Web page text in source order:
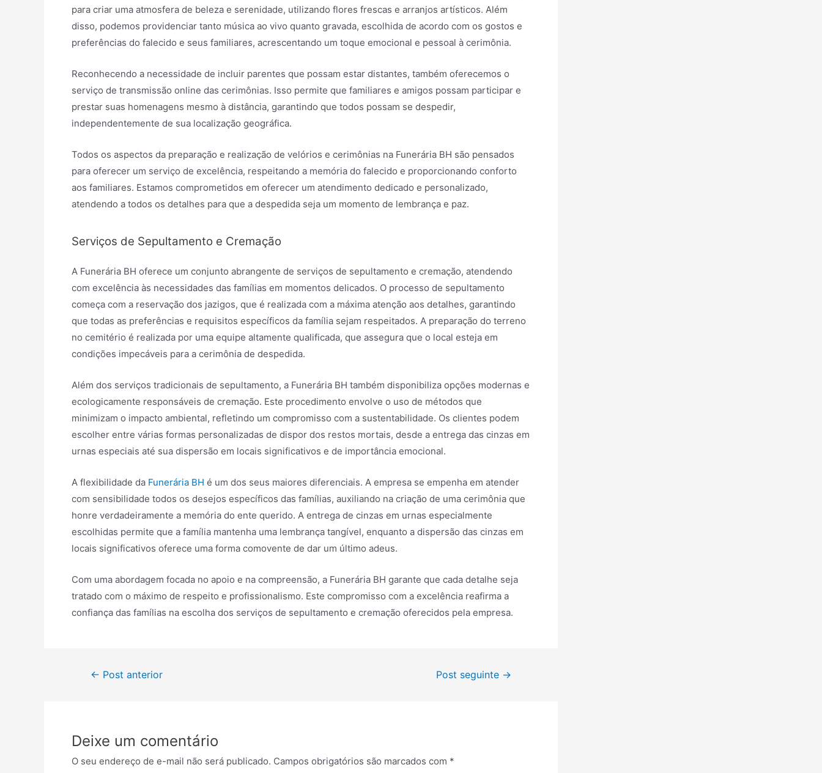
para criar uma atmosfera de beleza e serenidade, utilizando flores frescas e arranjos artísticos. Além
disso, podemos providenciar tanto música ao vivo quanto gravada, escolhida de acordo com os gostos e
preferências do falecido e seus familiares, acrescentando um toque emocional e pessoal à cerimônia.
Reconhecendo a necessidade de incluir parentes que possam estar distantes, também oferecemos o
serviço de transmissão online das cerimônias. Isso permite que familiares e amigos possam participar e
prestar suas homenagens mesmo à distância, garantindo que todos possam se despedir,
independentemente de sua localização geográfica.
Todos os aspectos da preparação e realização de velórios e cerimônias na Funerária BH são pensados
para oferecer um serviço de excelência, respeitando a memória do falecido e proporcionando conforto
aos familiares. Estamos comprometidos em oferecer um atendimento dedicado e personalizado,
atendendo a todos os detalhes para que a despedida seja um momento de lembrança e paz.
Serviços de Sepultamento e Cremação
A Funerária BH oferece um conjunto abrangente de serviços de sepultamento e cremação, atendendo
com excelência às necessidades das famílias em momentos delicados. O processo de sepultamento
começa com a reservação dos jazigos, que é realizada com a máxima atenção aos detalhes, garantindo
que todas as preferências e requisitos específicos da família sejam respeitados. A preparação do terreno
no cemitério é realizada por uma equipe altamente qualificada, que assegura que o local esteja em
condições impecáveis para a cerimônia de despedida.
Além dos serviços tradicionais de sepultamento, a Funerária BH também disponibiliza opções modernas e
ecologicamente responsáveis de cremação. Este procedimento envolve o uso de métodos que
minimizam o impacto ambiental, refletindo um compromisso com a sustentabilidade. Os clientes podem
escolher entre várias formas personalizadas de dispor dos restos mortais, desde a entrega das cinzas em
urnas especiais até sua dispersão em locais significativos e de importância emocional.
A flexibilidade da Funerária BH é um dos seus maiores diferenciais. A empresa se empenha em atender
com sensibilidade todos os desejos específicos das famílias, auxiliando na criação de uma cerimônia que
honre verdadeiramente a memória do ente querido. A entrega de cinzas em urnas especialmente
escolhidas permite que a família mantenha uma lembrança tangível, enquanto a dispersão das cinzas em
locais significativos oferece uma forma comovente de dar um último adeus.
Com uma abordagem focada no apoio e na compreensão, a Funerária BH garante que cada detalhe seja
tratado com o máximo de respeito e profissionalismo. Este compromisso com a excelência reafirma a
confiança das famílias na escolha dos serviços de sepultamento e cremação oferecidos pela empresa.
Navegação
← Post anterior Post seguinte →
Deixe um comentário
O seu endereço de e-mail não será publicado. Campos obrigatórios são marcados com *